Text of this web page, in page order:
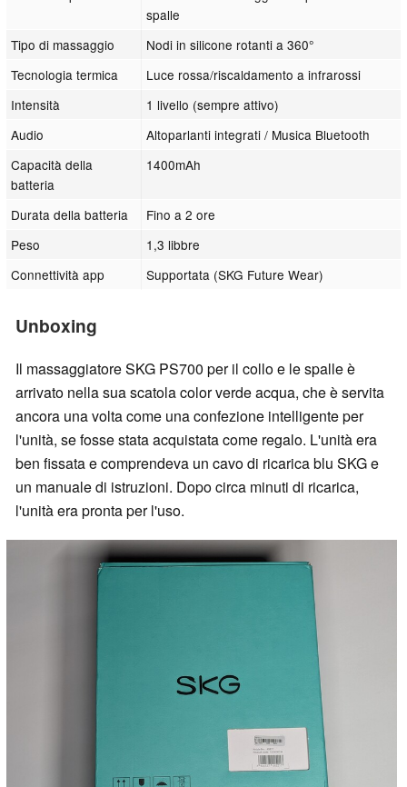
spalle
Tipo di massaggio
Nodi in silicone rotanti a 360°
Tecnologia termica
Luce rossa/riscaldamento a infrarossi
Intensità
1 livello (sempre attivo)
Audio
Altoparlanti integrati / Musica Bluetooth
Capacità della
batteria
1400mAh
Durata della batteria
Fino a 2 ore
Peso
1,3 libbre
Connettività app
Supportata (SKG Future Wear)
Unboxing
Il massaggiatore SKG PS700 per il collo e le spalle è
arrivato nella sua scatola color verde acqua, che è servita
ancora una volta come una confezione intelligente per
l'unità, se fosse stata acquistata come regalo. L'unità era
ben fissata e comprendeva un cavo di ricarica blu SKG e
un manuale di istruzioni. Dopo circa minuti di ricarica,
l'unità era pronta per l'uso.